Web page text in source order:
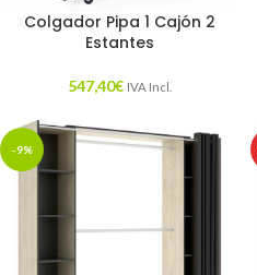
Colgador Pipa 1 Cajón 2
Estantes
547,40€ IVA Incl.
-9%